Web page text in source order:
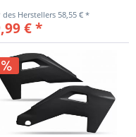
58,55 € *
€ *